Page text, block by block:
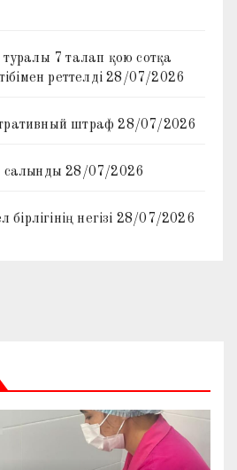
7 талап қою сотқа
реттелді 28/07/2026
штраф 28/07/2026
салынды 28/07/2026
негізі 28/07/2026